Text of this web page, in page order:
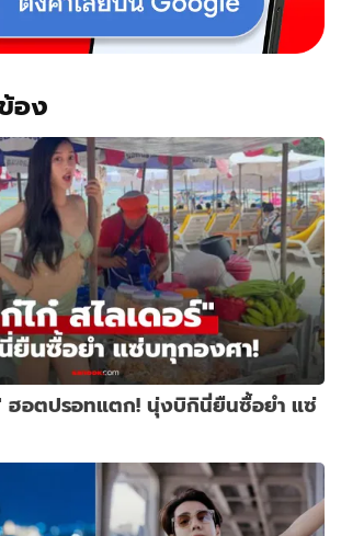
อง
" ฮอตปรอทแตก! นุ่งบิกินี่ยืนซื้อยำ แซ่